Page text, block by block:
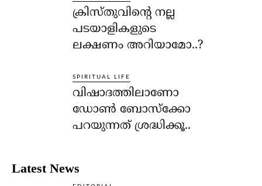
ക്രിസ്തുവിന്റെ നല്ല
പടയാളികളുടെ
ലക്ഷണം അറിയാമോ..?
SPIRITUAL LIFE
വിഷാദത്തിലാണോ
ഡോണ്‍ ബോസ്‌ക്കോ
പറയുന്നത് ശ്രദ്ധിക്കൂ..
Latest News